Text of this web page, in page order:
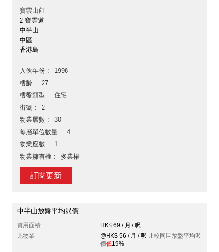
寶雲山莊
2 寶雲道
中半山
中區
香港島
入伙年份
1998
樓齡
27
樓盤類型
住宅
街號
2
物業層數
30
每層單位數量
4
物業座數
1
物業擁有權
多業權
訂閱更新
中半山放盤平均呎價
實用面積
HK$ 69 / 月 / 呎
此物業
@HK$ 56 / 月 / 呎 比較同區放盤平均呎
價低19%